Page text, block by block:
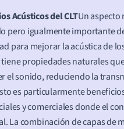
Acústicos del CLTUn aspecto
pero igualmente importante
para mejorar la acústica de
propiedades naturales
el sonido, reduciendo la
es particularmente
y comerciales donde el
La combinación de capas de